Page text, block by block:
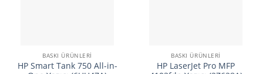
BASKI ÜRÜNLERI
HP Smart Tank 750 All-in-
BASKI ÜRÜNLERI
HP LaserJet Pro MFP